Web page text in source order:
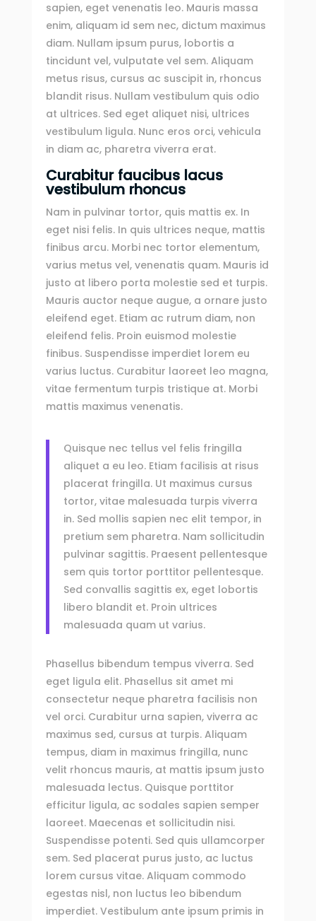
sapien, eget venenatis leo. Mauris massa
enim, aliquam id sem nec, dictum maximus
diam. Nullam ipsum purus, lobortis a
tincidunt vel, vulputate vel sem. Aliquam
metus risus, cursus ac suscipit in, rhoncus
blandit risus. Nullam vestibulum quis odio
at ultrices. Sed eget aliquet nisi, ultrices
vestibulum ligula. Nunc eros orci, vehicula
in diam ac, pharetra viverra erat.
Curabitur faucibus lacus
vestibulum rhoncus
Nam in pulvinar tortor, quis mattis ex. In
eget nisi felis. In quis ultrices neque, mattis
finibus arcu. Morbi nec tortor elementum,
varius metus vel, venenatis quam. Mauris id
justo at libero porta molestie sed et turpis.
Mauris auctor neque augue, a ornare justo
eleifend eget. Etiam ac rutrum diam, non
eleifend felis. Proin euismod molestie
finibus. Suspendisse imperdiet lorem eu
varius luctus. Curabitur laoreet leo magna,
vitae fermentum turpis tristique at. Morbi
mattis maximus venenatis.
Quisque nec tellus vel felis fringilla
aliquet a eu leo. Etiam facilisis at risus
placerat fringilla. Ut maximus cursus
tortor, vitae malesuada turpis viverra
in. Sed mollis sapien nec elit tempor, in
pretium sem pharetra. Nam sollicitudin
pulvinar sagittis. Praesent pellentesque
sem quis tortor porttitor pellentesque.
Sed convallis sagittis ex, eget lobortis
libero blandit et. Proin ultrices
malesuada quam ut varius.
Phasellus bibendum tempus viverra. Sed
eget ligula elit. Phasellus sit amet mi
consectetur neque pharetra facilisis non
vel orci. Curabitur urna sapien, viverra ac
maximus sed, cursus at turpis. Aliquam
tempus, diam in maximus fringilla, nunc
velit rhoncus mauris, at mattis ipsum justo
malesuada lectus. Quisque porttitor
efficitur ligula, ac sodales sapien semper
laoreet. Maecenas et sollicitudin nisi.
Suspendisse potenti. Sed quis ullamcorper
sem. Sed placerat purus justo, ac luctus
lorem cursus vitae. Aliquam commodo
egestas nisl, non luctus leo bibendum
imperdiet. Vestibulum ante ipsum primis in